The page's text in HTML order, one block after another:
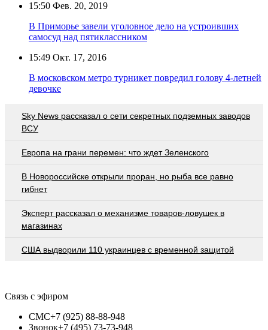
15:50 Фев. 20, 2019
В Приморье завели уголовное дело на устроивших
самосуд над пятиклассником
15:49 Окт. 17, 2016
В московском метро турникет повредил голову 4-летней
девочке
Sky News рассказал о сети секретных подземных заводов
ВСУ
Европа на грани перемен: что ждет Зеленского
В Новороссийске открыли проран, но рыба все равно
гибнет
Эксперт рассказал о механизме товаров-ловушек в
магазинах
США выдворили 110 украинцев с временной защитой
Связь с эфиром
СМС+7 (925) 88-88-948
Звонок+7 (495) 73-73-948